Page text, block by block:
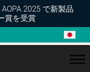
2025 で新製品
賞を受賞